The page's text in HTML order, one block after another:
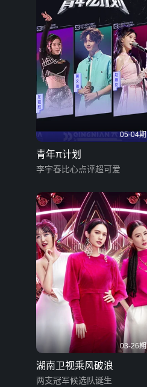
05-04期
青年π计划
李宇春比心点评超可爱
03-26期
湖南卫视乘风破浪
两支冠军候选队诞生